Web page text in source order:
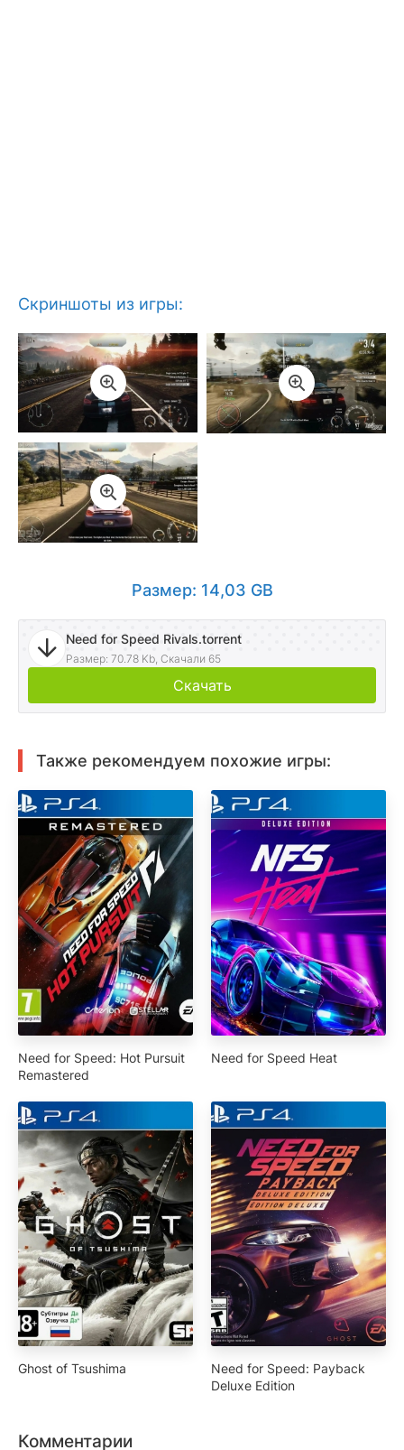
Скриншоты из игры:
Размер: 14,03 GB
Need for Speed Rivals.torrent
Размер: 70.78 Kb, Скачали 65
Скачать
Также рекомендуем похожие игры:
Need for Speed: Hot Pursuit
Remastered
Need for Speed Heat
Ghost of Tsushima
Need for Speed: Payback
Deluxe Edition
Комментарии